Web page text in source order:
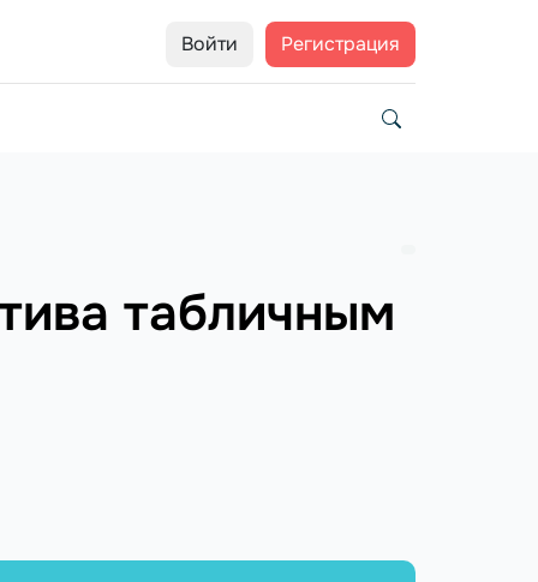
Войти Регистрация
табличным